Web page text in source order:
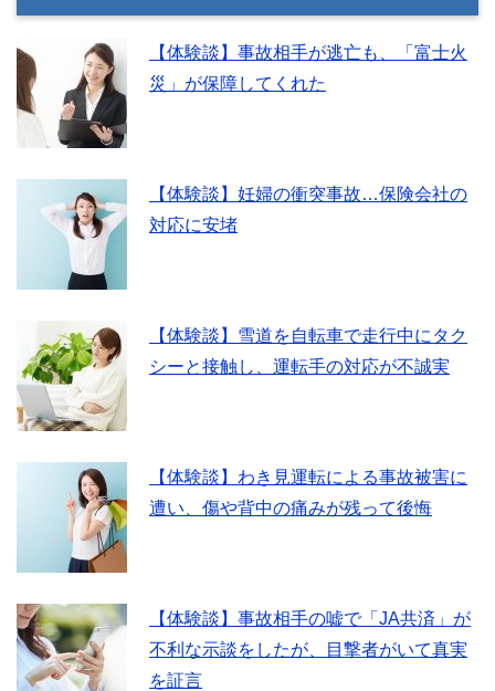
【体験談】事故相手が逃亡も、「富士火
災」が保障してくれた
【体験談】妊婦の衝突事故…保険会社の
対応に安堵
【体験談】雪道を自転車で走行中にタク
シーと接触し、運転手の対応が不誠実
【体験談】わき見運転による事故被害に
遭い、傷や背中の痛みが残って後悔
【体験談】事故相手の嘘で「JA共済」が
不利な示談をしたが、目撃者がいて真実
を証言